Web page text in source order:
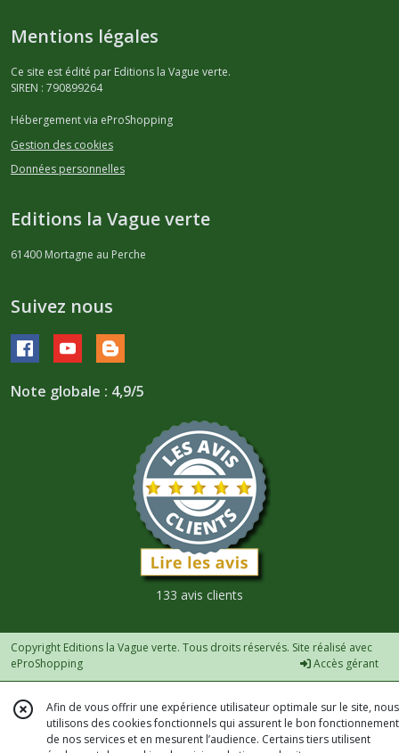
Mentions légales
Ce site est édité par Editions la Vague verte.
SIREN : 790899264
Hébergement via eProShopping
Gestion des cookies
Données personnelles
Editions la Vague verte
61400 Mortagne au Perche
Suivez nous
Note globale : 4,9/5
133 avis clients
Copyright Editions la Vague verte. Tous droits réservés. Site réalisé avec
eProShopping
Accès gérant
Afin de vous offrir une expérience utilisateur optimale sur le site, nous
utilisons des cookies fonctionnels qui assurent le bon fonctionnement
de nos services et en mesurent l’audience. Certains tiers utilisent